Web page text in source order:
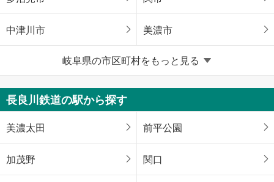
中津川市 美濃市
恵那市
美濃加茂市
可児市 瑞穂市
本巣市 羽島郡岐南町
岐阜県の市区町村をもっと見る
長良川鉄道の駅から探す
美濃太田 前平公園
加茂野 関口